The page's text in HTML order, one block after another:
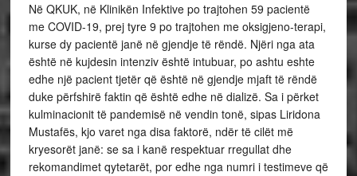
Në QKUK, në Klinikën Infektive po trajtohen 59 pacientë
me COVID-19, prej tyre 9 po trajtohen me oksigjeno-terapi,
kurse dy pacientë janë në gjendje të rëndë. Njëri nga ata
është në kujdesin intenziv është intubuar, po ashtu eshte
edhe një pacient tjetër që është në gjendje mjaft të rëndë
duke përfshirë faktin që është edhe në dializë. Sa i përket
kulminacionit të pandemisë në vendin tonë, sipas Liridona
Mustafës, kjo varet nga disa faktorë, ndër të cilët më
kryesorët janë: se sa i kanë respektuar rregullat dhe
rekomandimet qytetarët, por edhe nga numri i testimeve që